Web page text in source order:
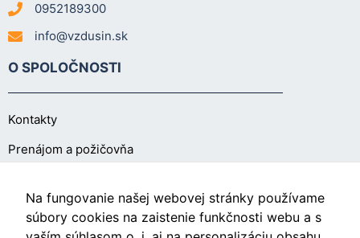
0952189300
info@vzdusin.sk
O SPOLOČNOSTI
Kontakty
Prenájom a požičovňa
O NÁKUPE
Na fungovanie našej webovej stránky používame
súbory cookies na zaistenie funkčnosti webu a s